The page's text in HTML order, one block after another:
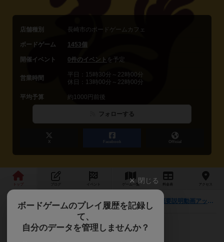
店舗種別 長崎市のボードゲームカフェ
ボードゲーム 1453個
開催イベント 0件のイベント を予定
営業時間
平日：15時30分～22時00分
休日：13時00分～22時00分
平均予算 約1000円前後
フォローする
X Facebook Official
ゲーム 一覧 料金 アクセス
最新情報 『Merchants Cove』「Drawn to Adventure」概要説明動画アップしました。
はじめまして。
閉じる
ボードゲームのプレイ履歴を記録し
て、
自分のデータを管理しませんか？